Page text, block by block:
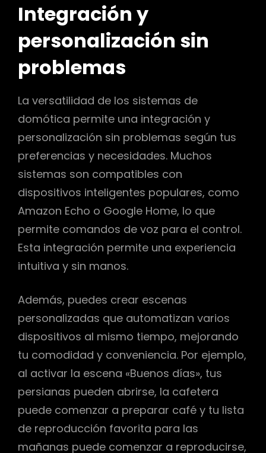
Integración y
personalización sin
problemas
La versatilidad de los sistemas de
domótica permite una integración y
personalización sin problemas según tus
preferencias y necesidades. Muchos
sistemas son compatibles con
dispositivos inteligentes populares, como
Amazon Echo o Google Home, lo que
permite comandos de voz para el control.
Esta integración permite una experiencia
intuitiva y sin manos.
Además, puedes crear escenas
personalizadas que automatizan varios
dispositivos al mismo tiempo, mejorando
tu comodidad y conveniencia. Por ejemplo,
al activar la escena «Buenos días», tus
persianas pueden abrirse, la cafetera
puede comenzar a preparar café y tu lista
de reproducción favorita para las
mañanas puede comenzar a reproducirse,